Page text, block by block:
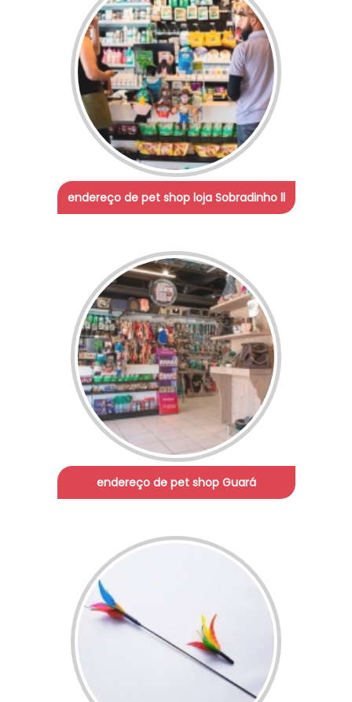
endereço de pet shop loja Sobradinho ll
endereço de pet shop Guará